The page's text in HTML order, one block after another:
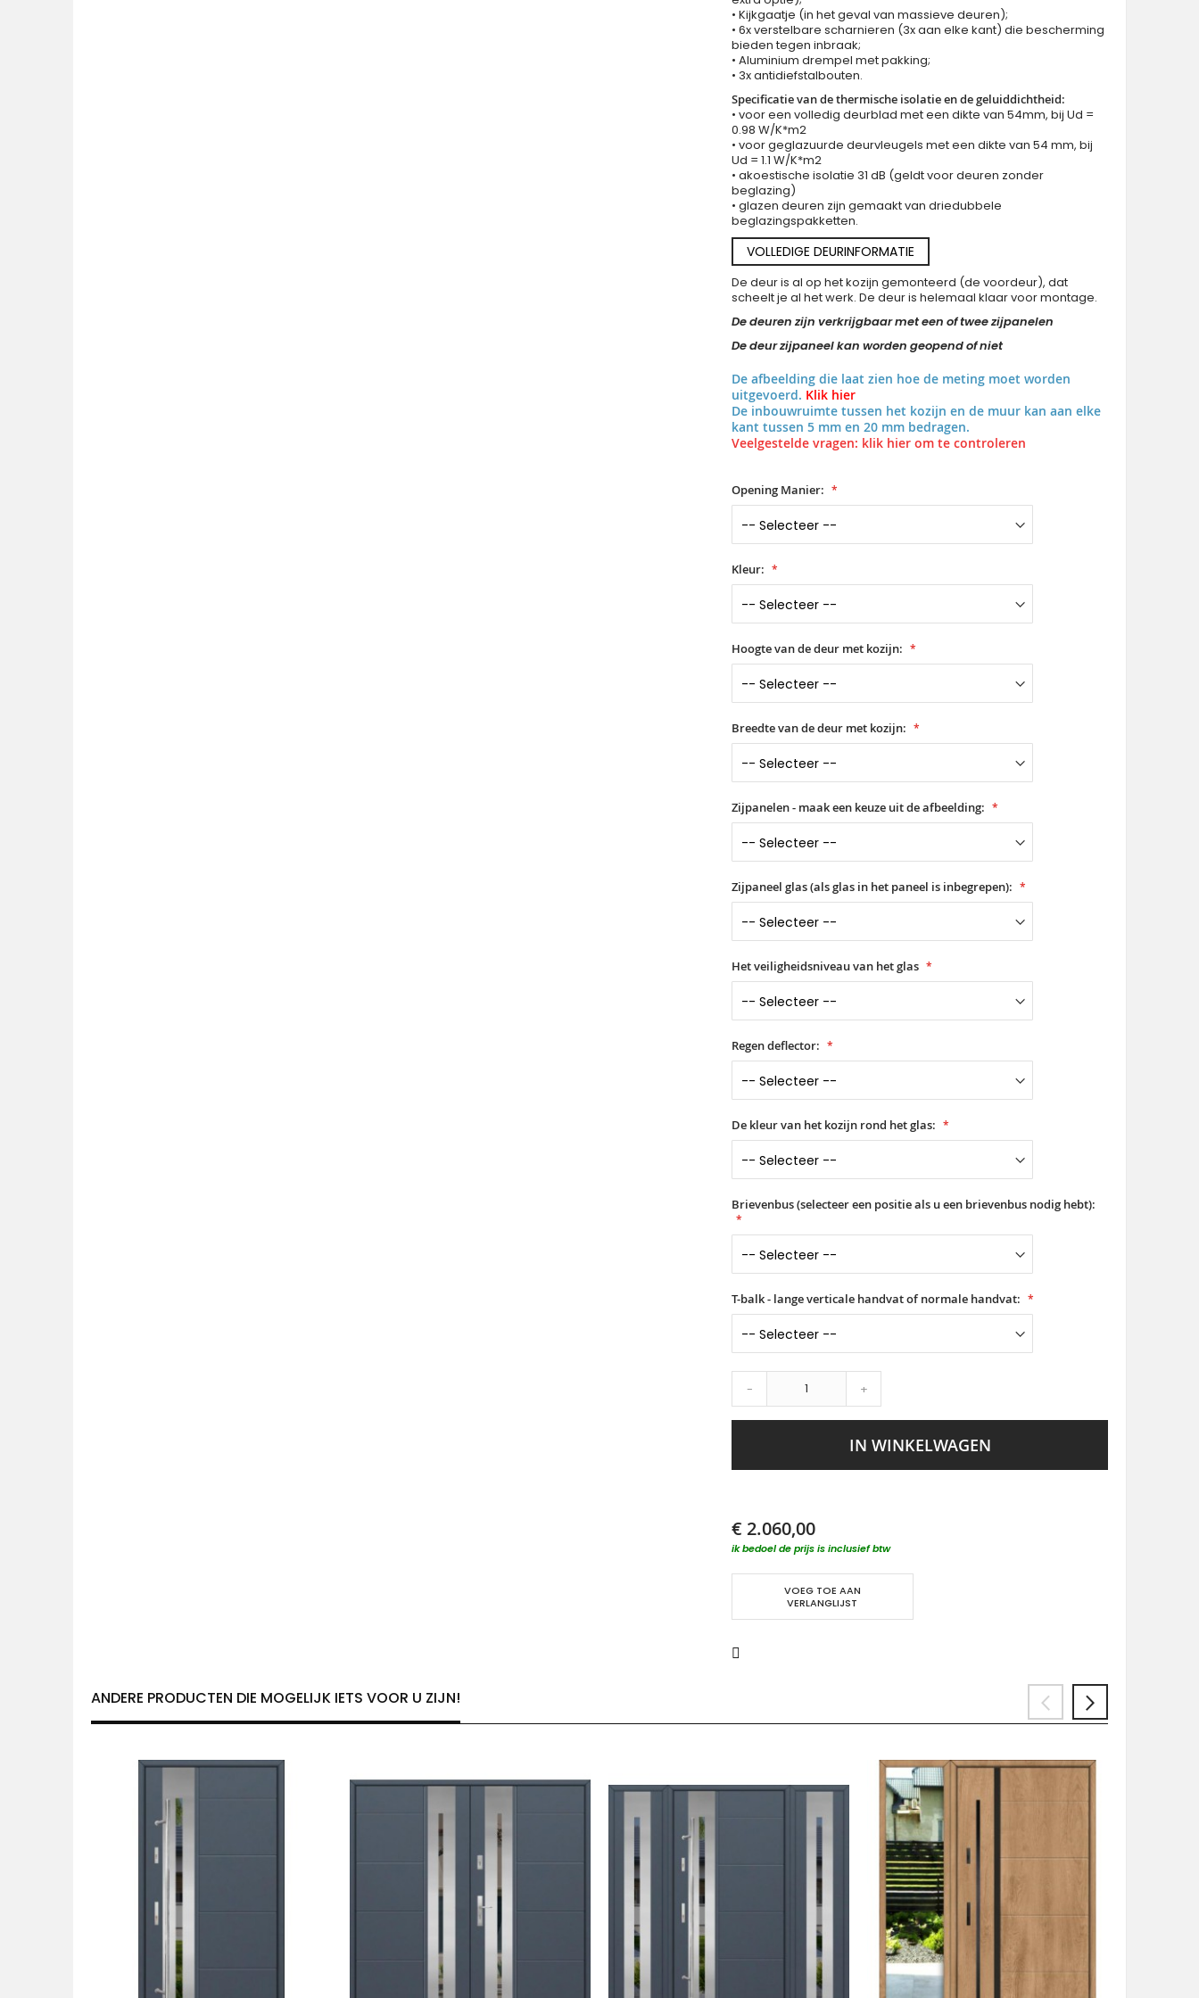
• Kijkgaatje (in het geval van massieve deuren);
• 6x verstelbare scharnieren (3x aan elke kant) die bescherming
bieden tegen inbraak;
• Aluminium drempel met pakking;
• 3x antidiefstalbouten.
Specificatie van de thermische isolatie en de geluiddichtheid:
• voor een volledig deurblad met een dikte van 54mm, bij Ud =
0.98 W/K*m2
• voor geglazuurde deurvleugels met een dikte van 54 mm, bij
Ud = 1.1 W/K*m2
• akoestische isolatie 31 dB (geldt voor deuren zonder
beglazing)
• glazen deuren zijn gemaakt van driedubbele
beglazingspakketten.
VOLLEDIGE DEURINFORMATIE
De deur is al op het kozijn gemonteerd (de voordeur), dat
scheelt je al het werk. De deur is helemaal klaar voor montage.
De deuren zijn verkrijgbaar met een of twee zijpanelen
De deur zijpaneel kan worden geopend of niet
De afbeelding die laat zien hoe de meting moet worden
uitgevoerd. Klik hier
De inbouwruimte tussen het kozijn en de muur kan aan elke
kant tussen 5 mm en 20 mm bedragen.
Veelgestelde vragen: klik hier om te controleren
Opening Manier:
Kleur:
Hoogte van de deur met kozijn:
Breedte van de deur met kozijn:
Zijpanelen - maak een keuze uit de afbeelding:
Zijpaneel glas (als glas in het paneel is inbegrepen):
Het veiligheidsniveau van het glas
Regen deflector:
De kleur van het kozijn rond het glas:
Brievenbus (selecteer een positie als u een brievenbus nodig hebt):
T-balk - lange verticale handvat of normale handvat:
- +
IN WINKELWAGEN
€ 2.060,00
ik bedoel de prijs is inclusief btw
VOEG TOE AAN
VERLANGLIJST
ANDERE PRODUCTEN DIE MOGELIJK IETS VOOR U ZIJN!